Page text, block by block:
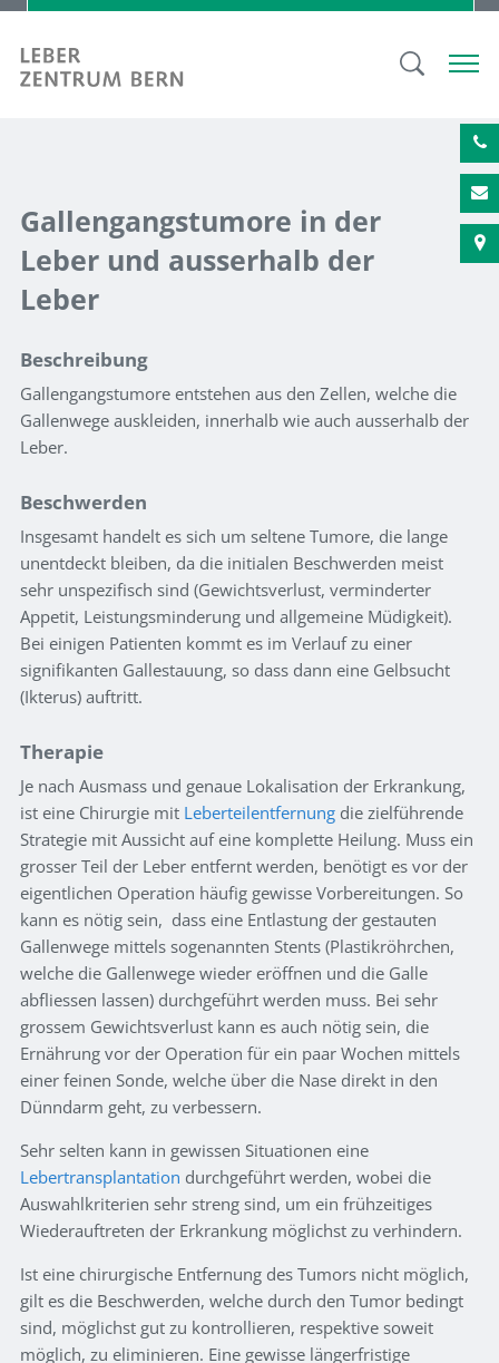
Gallengangstumore in der
Leber und ausserhalb der
Leber
Beschreibung
Gallengangstumore entstehen aus den Zellen, welche die
Gallenwege auskleiden, innerhalb wie auch ausserhalb der
Leber.
Beschwerden
Insgesamt handelt es sich um seltene Tumore, die lange
unentdeckt bleiben, da die initialen Beschwerden meist
sehr unspezifisch sind (Gewichtsverlust, verminderter
Appetit, Leistungsminderung und allgemeine Müdigkeit).
Bei einigen Patienten kommt es im Verlauf zu einer
signifikanten Gallestauung, so dass dann eine Gelbsucht
(Ikterus) auftritt.
Therapie
Je nach Ausmass und genaue Lokalisation der Erkrankung,
ist eine Chirurgie mit Leberteilentfernung die zielführende
Strategie mit Aussicht auf eine komplette Heilung. Muss ein
grosser Teil der Leber entfernt werden, benötigt es vor der
eigentlichen Operation häufig gewisse Vorbereitungen. So
kann es nötig sein, dass eine Entlastung der gestauten
Gallenwege mittels sogenannten Stents (Plastikröhrchen,
welche die Gallenwege wieder eröffnen und die Galle
abfliessen lassen) durchgeführt werden muss. Bei sehr
grossem Gewichtsverlust kann es auch nötig sein, die
Ernährung vor der Operation für ein paar Wochen mittels
einer feinen Sonde, welche über die Nase direkt in den
Dünndarm geht, zu verbessern.
Sehr selten kann in gewissen Situationen eine
Lebertransplantation durchgeführt werden, wobei die
Auswahlkriterien sehr streng sind, um ein frühzeitiges
Wiederauftreten der Erkrankung möglichst zu verhindern.
Ist eine chirurgische Entfernung des Tumors nicht möglich,
gilt es die Beschwerden, welche durch den Tumor bedingt
sind, möglichst gut zu kontrollieren, respektive soweit
möglich, zu eliminieren. Eine gewisse längerfristige